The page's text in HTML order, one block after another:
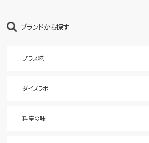
ブランドから探す
プラス糀
ダイズラボ
料亭の味